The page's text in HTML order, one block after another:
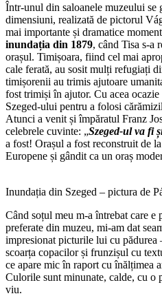
Într-unul din saloanele muzeului se
dimensiuni, realizată de pictorul
mai importante și dramatice
inundația din 1879, când Tisa s-a
orașul. Timișoara, fiind cel mai
cale ferată, au sosit mulți refugiați
timișorenii au trimis ajutoare
fost trimiși în ajutor. Cu acea ocazie
Szeged-ului pentru a folosi
Atunci a venit și împăratul Franz
celebrele cuvinte: „Szeged-ul va fi
a fost! Orașul a fost reconstruit de
Europene și gândit ca un oraș
Inundația din Szeged – pictura de
Când soțul meu m-a întrebat care e
preferate din muzeu, mi-am dat
impresionat picturile lui cu
scoarța copacilor și frunzișul cu
ce apare mic în raport cu înălțimea
Culorile sunt minunate, calde, cu o
viu.